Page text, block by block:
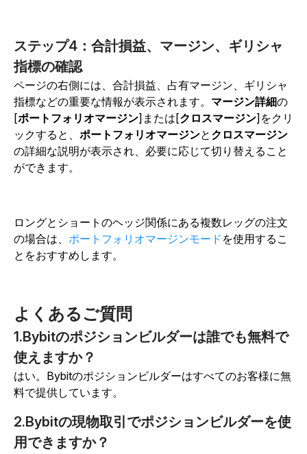
ステップ4：合計損益、マージン、ギリシャ
指標の確認
ページの右側には、合計損益、占有マージン、ギリシャ
指標などの重要な情報が表示されます。 マージン詳細の
[ポートフォリオマージン]または[クロスマージン]をクリ
ックすると、 ポートフォリオマージンと クロスマージン
の詳細な説明が表示され、必要に応じて切り替えること
ができます。
ロングとショートのヘッジ関係にある複数レッグの注文
の場合は、 ポートフォリオマージンモード を使用するこ
とをおすすめします。
よくあるご質問
1.Bybitのポジションビルダーは誰でも無料で
使えますか？
はい。Bybitのポジションビルダーはすべてのお客様に無
料で提供しています。
2.Bybitの現物取引でポジションビルダーを使
用できますか？